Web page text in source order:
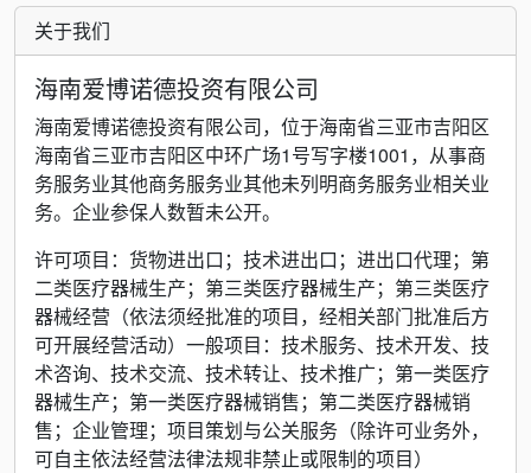
关于我们
海南爱博诺德投资有限公司
海南爱博诺德投资有限公司，位于海南省三亚市吉阳区
海南省三亚市吉阳区中环广场1号写字楼1001，从事商
务服务业其他商务服务业其他未列明商务服务业相关业
务。企业参保人数暂未公开。
许可项目：货物进出口；技术进出口；进出口代理；第
二类医疗器械生产；第三类医疗器械生产；第三类医疗
器械经营（依法须经批准的项目，经相关部门批准后方
可开展经营活动）一般项目：技术服务、技术开发、技
术咨询、技术交流、技术转让、技术推广；第一类医疗
器械生产；第一类医疗器械销售；第二类医疗器械销
售；企业管理；项目策划与公关服务（除许可业务外，
可自主依法经营法律法规非禁止或限制的项目）